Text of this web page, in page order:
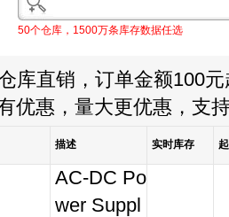
50个仓库，1500万条库存数据任选
库直销，订单金额100元
优惠，量大更优惠，支
描述 实时库存
AC-DC Po
wer Suppl